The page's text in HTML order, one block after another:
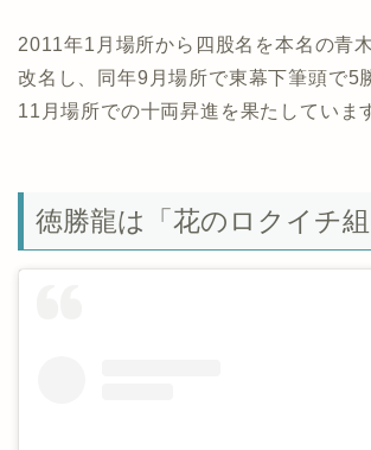
2011年1月場所から四股名を本名の青
改名し、同年9月場所で東幕下筆頭で5
11月場所での十両昇進を果たしていま
徳勝龍は「花のロクイチ